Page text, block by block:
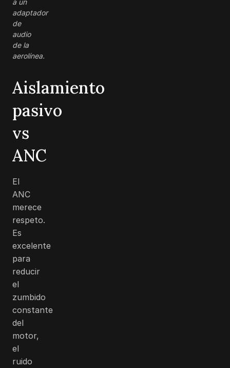
adaptador
de
audio
de la
aerolínea.
Aislamiento
pasivo
vs
ANC
El
ANC
merece
respeto.
Es
excelente
para
reducir
el
zumbido
constante
del
motor,
el
ruido